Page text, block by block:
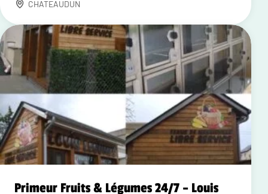
CHATEAUDUN
Primeur Fruits & Légumes 24/7 – Louis